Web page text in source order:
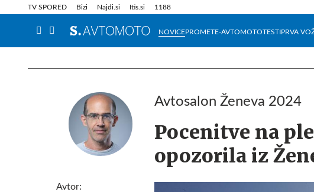
TV SPORED Bizi Najdi.si Itis.si 1188
NOVICEPROMETE-AVTOMOTOTESTIPRVA
Info in obvestila Tehnik
Avtor:
Avtosalon Ženeva 2024
Pocenitve na
opozorila iz